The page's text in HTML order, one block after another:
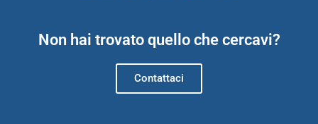
Non hai trovato quello che cercavi?
Contattaci